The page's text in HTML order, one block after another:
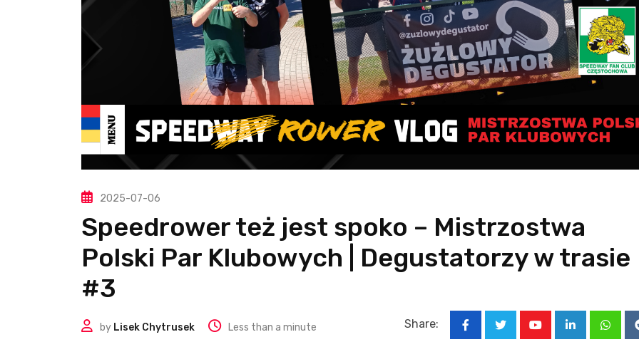
2025-07-06
Speedrower też jest spoko – Mistrzostwa
Polski Par Klubowych | Degustatorzy w trasie
#3
by Lisek Chytrusek Less than a minute Share:
LinkedIn